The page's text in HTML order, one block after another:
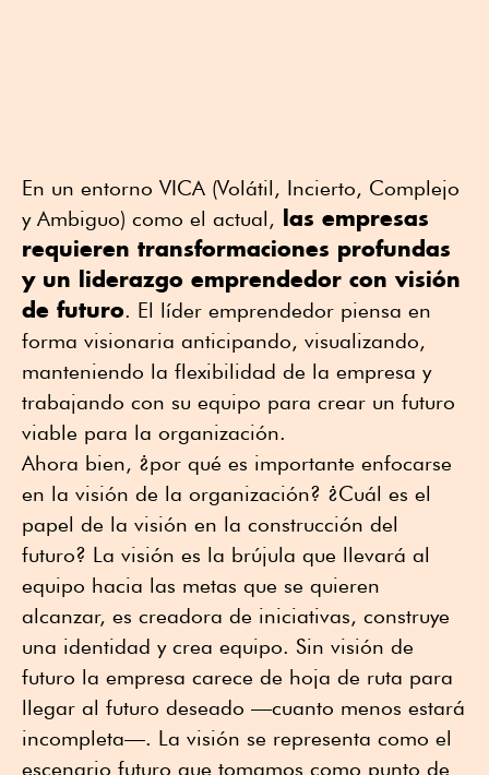
En un entorno VICA (Volátil, Incierto, Complejo
y Ambiguo) como el actual, las empresas
requieren transformaciones profundas
y un liderazgo emprendedor con visión
de futuro. El líder emprendedor piensa en
forma visionaria anticipando, visualizando,
manteniendo la flexibilidad de la empresa y
trabajando con su equipo para crear un futuro
viable para la organización.
Ahora bien, ¿por qué es importante enfocarse
en la visión de la organización? ¿Cuál es el
papel de la visión en la construcción del
futuro? La visión es la brújula que llevará al
equipo hacia las metas que se quieren
alcanzar, es creadora de iniciativas, construye
una identidad y crea equipo. Sin visión de
futuro la empresa carece de hoja de ruta para
llegar al futuro deseado —cuanto menos estará
incompleta—. La visión se representa como el
escenario futuro que tomamos como punto de